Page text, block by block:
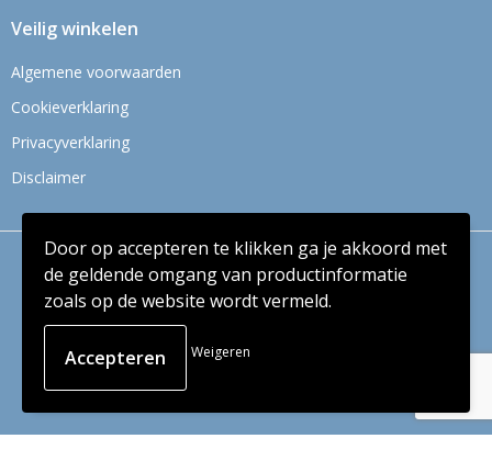
Veilig winkelen
Algemene voorwaarden
Cookieverklaring
Privacyverklaring
Disclaimer
© Copyright Context BV 2024
Door op accepteren te klikken ga je akkoord met
de geldende omgang van productinformatie
zoals op de website wordt vermeld.
Weigeren